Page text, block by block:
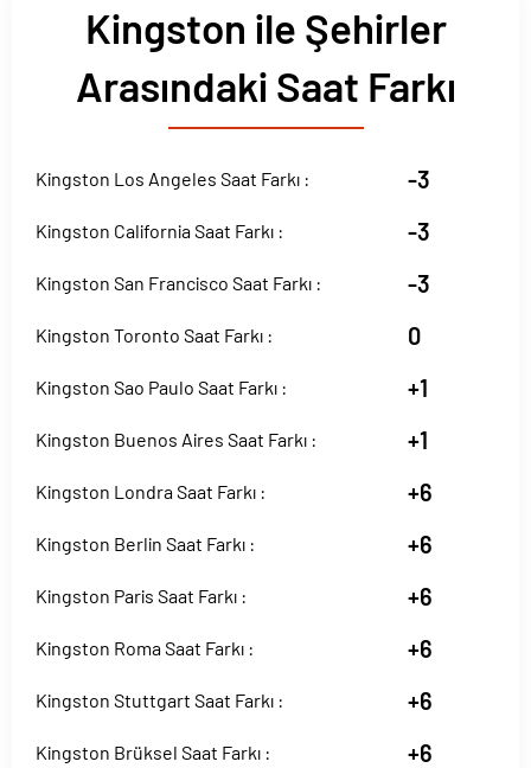
Kingston ile Şehirler
Arasındaki Saat Farkı
Kingston Los Angeles Saat Farkı : -3
Kingston California Saat Farkı : -3
Kingston San Francisco Saat Farkı : -3
Kingston Toronto Saat Farkı : 0
Kingston Sao Paulo Saat Farkı : +1
Kingston Buenos Aires Saat Farkı : +1
Kingston Londra Saat Farkı : +6
Kingston Berlin Saat Farkı : +6
Kingston Paris Saat Farkı : +6
Kingston Roma Saat Farkı : +6
Kingston Stuttgart Saat Farkı : +6
Kingston Brüksel Saat Farkı : +6